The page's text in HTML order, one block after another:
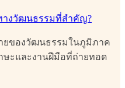
างวัฒนธรรมที่สำคัญ?
ยของวัฒนธรรมในภูมิภาค
ษะและงานฝีมือที่ถ่ายทอด